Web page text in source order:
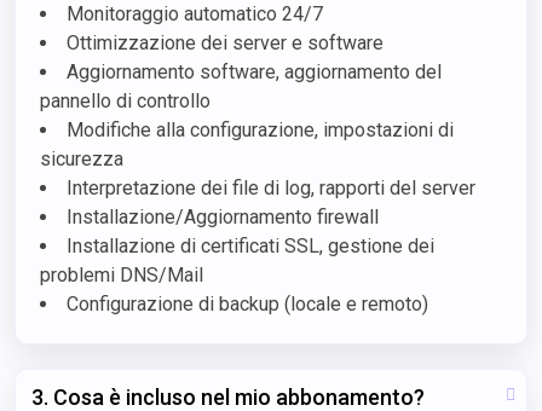
Monitoraggio automatico 24/7
Ottimizzazione dei server e software
Aggiornamento software, aggiornamento del
pannello di controllo
Modifiche alla configurazione, impostazioni di
sicurezza
Interpretazione dei file di log, rapporti del server
Installazione/Aggiornamento firewall
Installazione di certificati SSL, gestione dei
problemi DNS/Mail
Configurazione di backup (locale e remoto)
3. Cosa è incluso nel mio abbonamento?